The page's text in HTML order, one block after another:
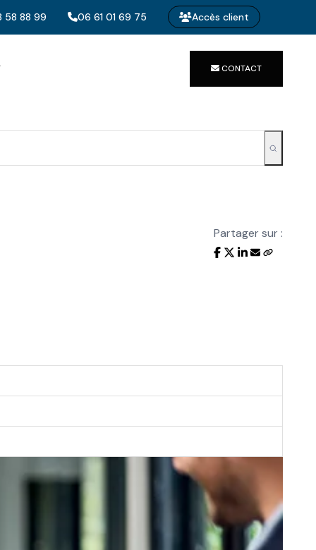
58 88 99 06 61 01 69 75 Accès client
CONTACT
Partager sur :